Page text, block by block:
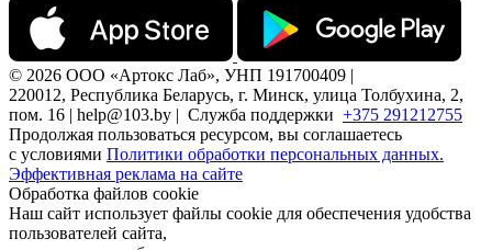
© 2026 ООО «Артокс Лаб», УНП 191700409 |
220012, Республика Беларусь, г. Минск, улица Толбухина, 2,
пом. 16 | help@103.by | Служба поддержки +375 291212755
Продолжая пользоваться ресурсом, вы соглашаетесь
с условиями Политики обработки персональных данных.
Эффективная реклама на сайте
Обработка файлов cookie
Наш сайт использует файлы cookie для обеспечения удобства
пользователей сайта,